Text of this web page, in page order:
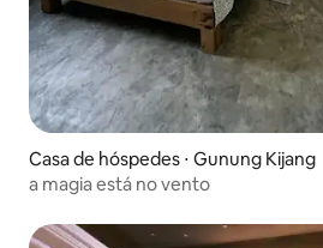
Casa de hóspedes ⋅ Gunung Kijang
a magia está no vento